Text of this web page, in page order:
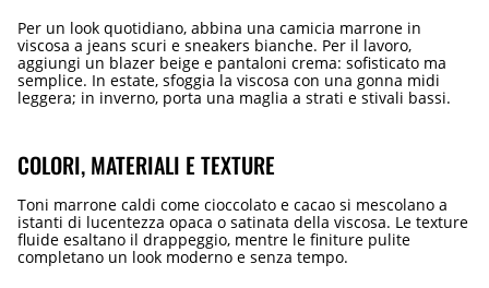
Per un look quotidiano, abbina una camicia marrone in
viscosa a jeans scuri e sneakers bianche. Per il lavoro,
aggiungi un blazer beige e pantaloni crema: sofisticato ma
semplice. In estate, sfoggia la viscosa con una gonna midi
leggera; in inverno, porta una maglia a strati e stivali bassi.
COLORI, MATERIALI E TEXTURE
Toni marrone caldi come cioccolato e cacao si mescolano a
istanti di lucentezza opaca o satinata della viscosa. Le texture
fluide esaltano il drappeggio, mentre le finiture pulite
completano un look moderno e senza tempo.